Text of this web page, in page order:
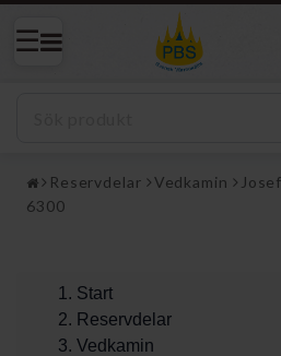
Reservdelar Vedkamin
6300
Start
Reservdelar
Vedkamin